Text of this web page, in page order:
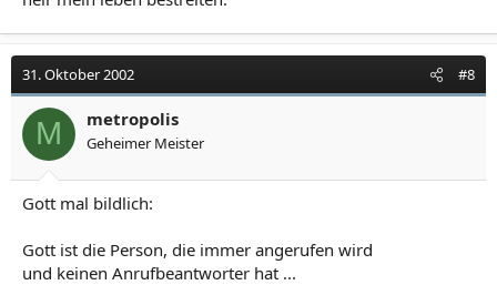
31. Oktober 2002 #8
M metropolis
Geheimer Meister
Gott mal bildlich:
Gott ist die Person, die immer angerufen wird
und keinen Anrufbeantworter hat ...